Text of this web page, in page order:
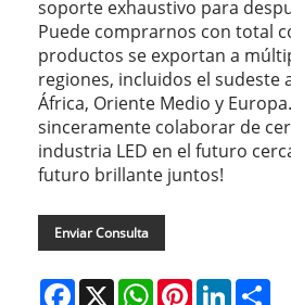
soporte exhaustivo para
Puede comprarnos con total
productos se exportan a
regiones, incluidos el sudeste
África, Oriente Medio y
sinceramente colaborar de
industria LED en el futuro
futuro brillante juntos!
Enviar Consulta
Facebook
X WhatsAppPinterestLinkedIn